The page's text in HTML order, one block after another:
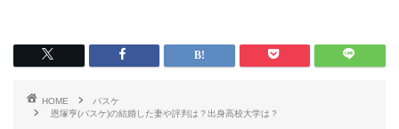
HOME
バスケ
恩塚亨(バスケ)の結婚した妻や評判は？出身高校大学は？